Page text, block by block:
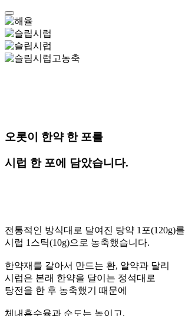
오롯이 한약 한 포를
시럽 한 포에 담았습니다.
전통적인 방식대로 달여진 탕약 1포(120g)를
시럽 1스틱(10g)으로 농축했습니다.
한약재를 갈아서 만드는 환, 알약과 달리
시럽은 본래 한약을 달이는 정석대로
탕전을 한 후 농축했기 때문에
체내흡수율과 순도는 높이고,